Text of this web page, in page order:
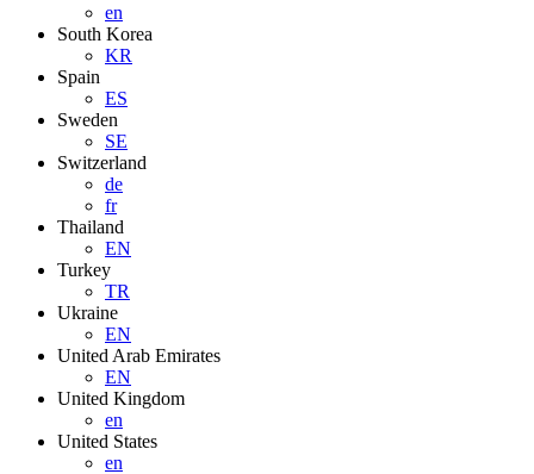
en
South Korea
KR
Spain
ES
Sweden
SE
Switzerland
de
fr
Thailand
EN
Turkey
TR
Ukraine
EN
United Arab Emirates
EN
United Kingdom
en
United States
en